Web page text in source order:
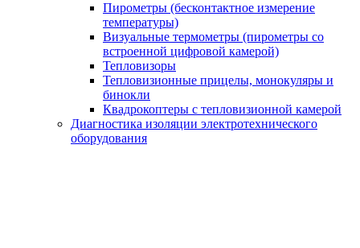
Пирометры (бесконтактное измерение
температуры)
Визуальные термометры (пирометры со
встроенной цифровой камерой)
Тепловизоры
Тепловизионные прицелы, монокуляры и
бинокли
Квадрокоптеры с тепловизионной камерой
Диагностика изоляции электротехнического
оборудования